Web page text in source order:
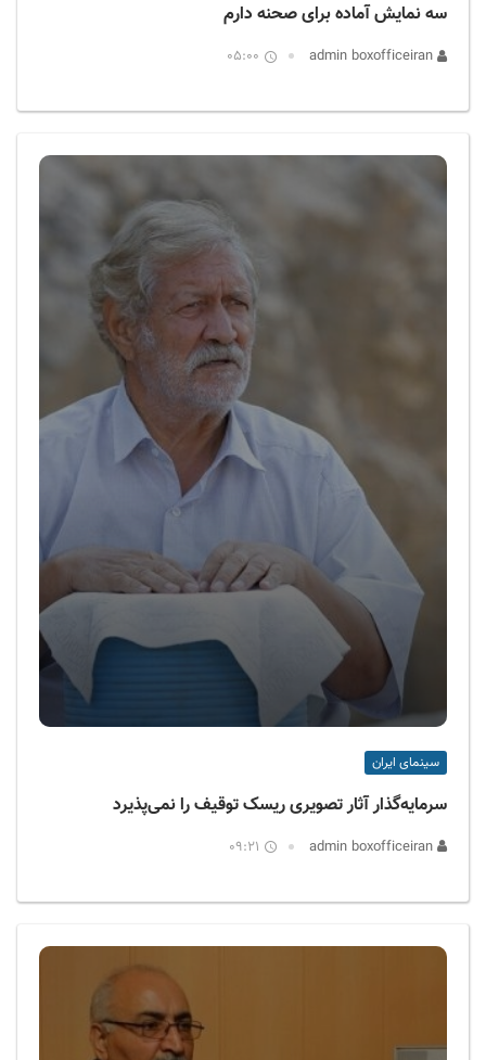
سه نمایش آماده برای صحنه دارم
05:00
سینمای ایران
سرمایه‌گذار آثار تصویری ریسک توقیف را نمی‌پذیرد
09:21